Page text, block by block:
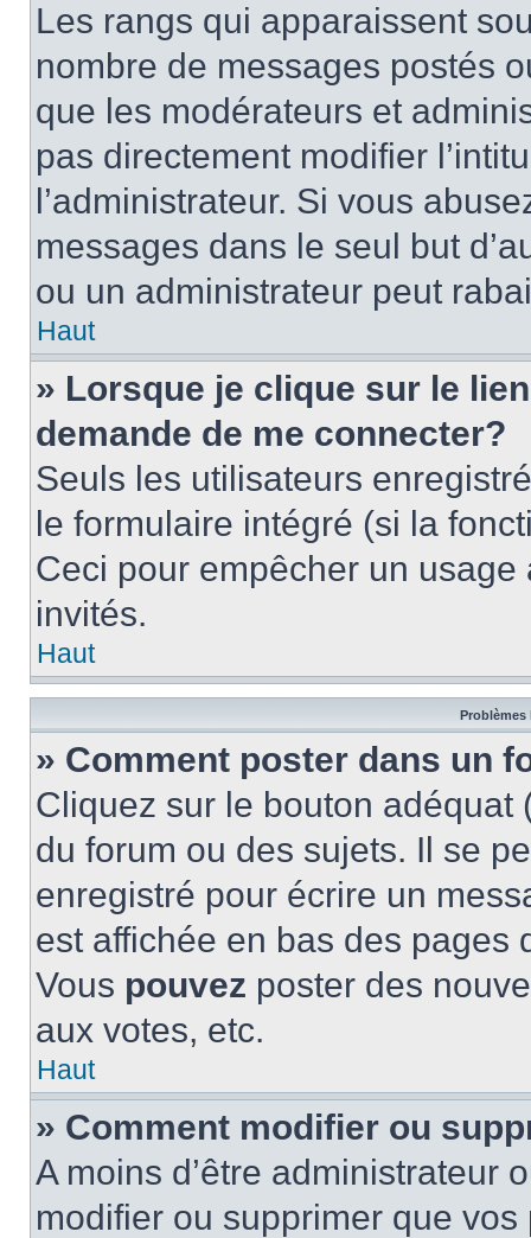
Les rangs qui apparaissent
nombre de messages postés
que les modérateurs et
pas directement modifier
l’administrateur. Si vous
messages dans le seul but
ou un administrateur peut
Haut
» Lorsque je clique sur le
demande de me connecter?
Seuls les utilisateurs
le formulaire intégré (si la
Ceci pour empêcher un
invités.
Haut
Problèmes
» Comment poster dans un
Cliquez sur le bouton
du forum ou des sujets. Il se
enregistré pour écrire un
est affichée en bas des pages
Vous pouvez poster des
aux votes, etc.
Haut
» Comment modifier ou
A moins d’être administrateur
modifier ou supprimer que